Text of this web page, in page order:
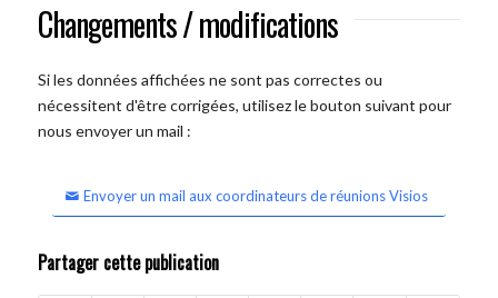
Changements / modifications
Si les données affichées ne sont pas correctes ou
nécessitent d'être corrigées, utilisez le bouton suivant pour
nous envoyer un mail :
Envoyer un mail aux coordinateurs de réunions Visios
Partager cette publication